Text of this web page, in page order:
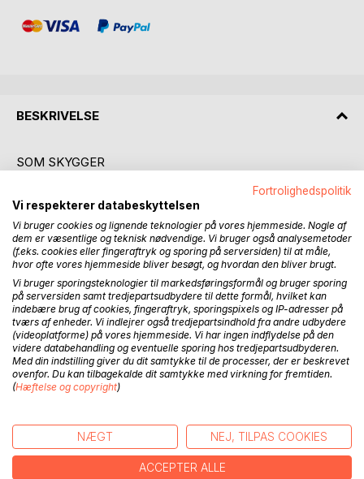
BESKRIVELSE
SOM SKYGGER
ER DE TANKER
VI TÆNKER
SOM ET PUST
I SIVET
OG HELT
UDEN LÆNKER
SOM DRØMME
OG HÅB
DER TÆNDES
OG SLUKKES
SOM HJERTER
DER LUKKES
Ord og billeder fra tankernes verden fanget i øjeblikket og
Fortrolighedspolitik
Vi respekterer databeskyttelsen
Vi bruger cookies og lignende teknologier på vores hjemmeside. Nogle af
dem er væsentlige og teknisk nødvendige. Vi bruger også analysemetoder
(f.eks. cookies eller fingeraftryk og sporing på serversiden) til at måle,
hvor ofte vores hjemmeside bliver besøgt, og hvordan den bliver brugt.
Vi bruger sporingsteknologier til markedsføringsformål og bruger sporing
på serversiden samt tredjepartsudbydere til dette formål, hvilket kan
indebære brug af cookies, fingeraftryk, sporingspixels og IP-adresser på
tværs af enheder. Vi indlejrer også tredjepartsindhold fra andre udbydere
(videoplatforme) på vores hjemmeside. Vi har ingen indflydelse på den
videre databehandling og eventuelle sporing hos tredjepartsudbyderen.
Med din indstilling giver du dit samtykke til de processer, der er beskrevet
ovenfor. Du kan tilbagekalde dit samtykke med virkning for fremtiden.
(Hæftelse og copyright)
NÆGT NEJ, TILPAS COOKIES
ACCEPTER ALLE